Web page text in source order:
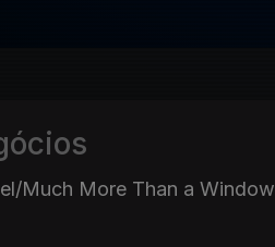
Much More Than a Window